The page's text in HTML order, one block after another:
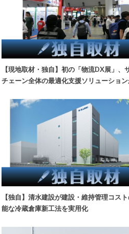
【現地取材・独自】初の「物流DX展」、
チェーン全体の最適化支援ソリューショ
【独自】清水建設が建設・維持管理コス
能な冷蔵倉庫新工法を実用化